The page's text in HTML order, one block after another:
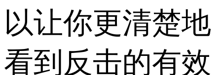
以让你更清楚地
看到反击的有效